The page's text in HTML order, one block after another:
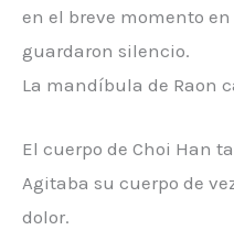
en el breve momento
guardaron silencio.
La mandíbula de Raon
El cuerpo de Choi Han
Agitaba su cuerpo de
dolor.